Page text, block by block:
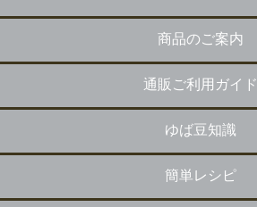
商品のご案内
通販ご利用ガイド
ゆば豆知識
簡単レシピ